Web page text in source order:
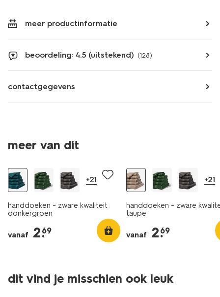
meer productinformatie
beoordeling: 4.5 (uitstekend) (128)
contactgegevens
meer van dit
+21
handdoeken - zware kwaliteit
donkergroen
vanaf 2.
69
+21
handdoeken - zware
taupe
vanaf 2.
69
dit vind je misschien ook leuk
laag geprijsd nieuw